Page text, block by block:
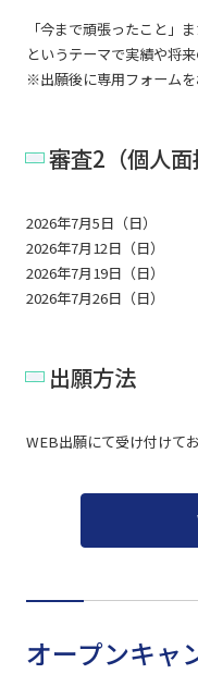
「今まで頑張ったこと」
というテーマで実績や将
※出願後に専用フォーム
審査2（個人
2026年7月5日（日）
2026年7月12日（日）
2026年7月19日（日）
2026年7月26日（日）
出願方法
WEB出願にて受け付けて
オープンキャ